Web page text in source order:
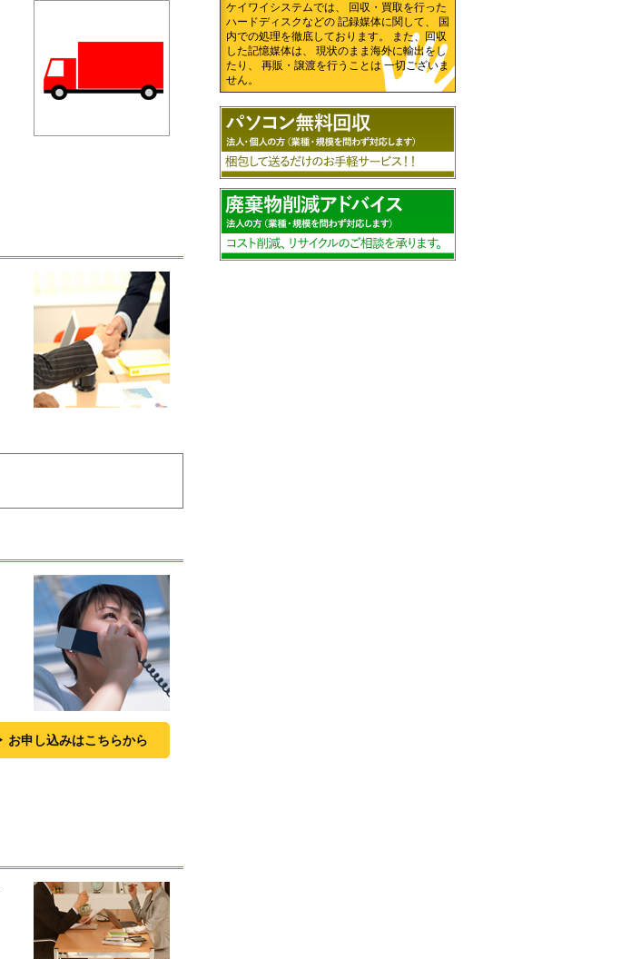
お申し込みはこちらから
ケイワイシステムでは、 回収・買取を行った
ハードディスクなどの 記録媒体に関して、 国
内での処理を徹底しております。 また、回収
した記憶媒体は、 現状のまま海外に輸出をし
たり、 再販・譲渡を行うことは 一切ございま
せん。